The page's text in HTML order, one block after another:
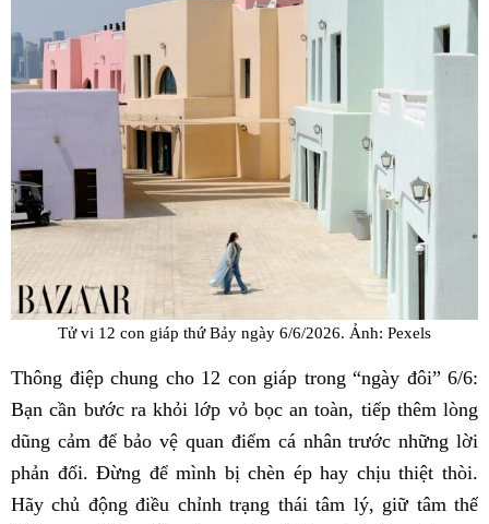
Tử vi 12 con giáp thứ Bảy ngày 6/6/2026. Ảnh: Pexels
Thông điệp chung cho 12 con giáp trong “ngày đôi” 6/6:
Bạn cần bước ra khỏi lớp vỏ bọc an toàn, tiếp thêm lòng
dũng cảm để bảo vệ quan điểm cá nhân trước những lời
phản đối. Đừng để mình bị chèn ép hay chịu thiệt thòi.
Hãy chủ động điều chỉnh trạng thái tâm lý, giữ tâm thế